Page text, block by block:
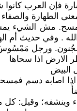
مش الشيء يمشه
. وفي حديث أم
اصابه دسم
وينشفه؛ وقيل: كل